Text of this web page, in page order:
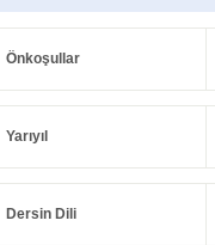
Önkoşullar
Yarıyıl
Dersin Dili